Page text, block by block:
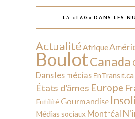
LA «TAG» DANS LES
Actualité Afrique
BoulotCanada
Dans les médias EnTransit.ca
États d'âmes Europe
Futilité Gourmandise
Médias sociaux Montréal